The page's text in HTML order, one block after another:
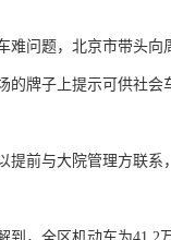
难问题，北京市带头
牌子上提示可供社
提前与大院管理方联